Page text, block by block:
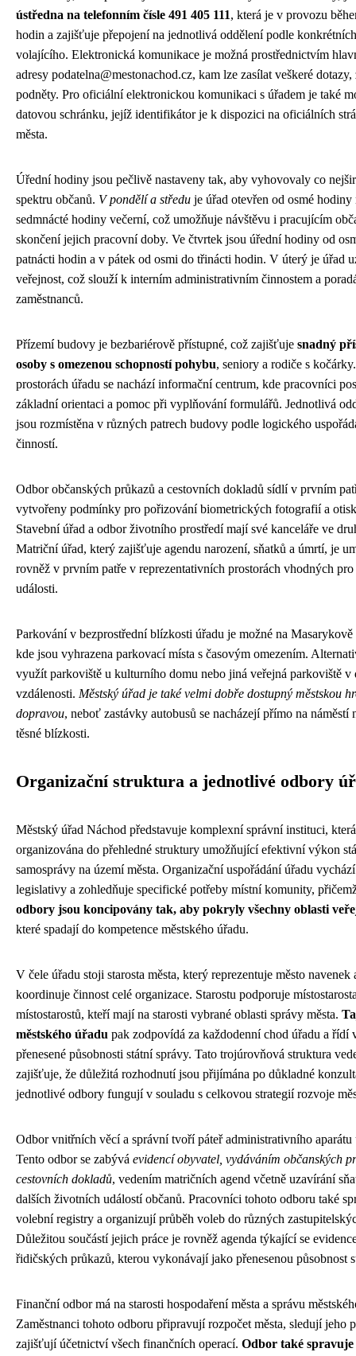
ústředna na telefonním čísle 491 405 111, která je v provozu
hodin a zajišťuje přepojení na jednotlivá oddělení podle
volajícího. Elektronická komunikace je možná prostřednictvím
adresy podatelna@mestonachod.cz, kam lze zasílat veškeré dotazy,
podněty. Pro oficiální elektronickou komunikaci s úřadem je také
datovou schránku, jejíž identifikátor je k dispozici na oficiálních
města.
Úřední hodiny jsou pečlivě nastaveny tak, aby vyhovovaly co
spektru občanů. V pondělí a středu je úřad otevřen od osmé hodiny
sedmnácté hodiny večerní, což umožňuje návštěvu i pracujícím
skončení jejich pracovní doby. Ve čtvrtek jsou úřední hodiny od
patnácti hodin a v pátek od osmi do třinácti hodin. V úterý je úřad
veřejnost, což slouží k interním administrativním činnostem a
zaměstnanců.
Přízemí budovy je bezbariérově přístupné, což zajišťuje snadný
osoby s omezenou schopností pohybu, seniory a rodiče s
prostorách úřadu se nachází informační centrum, kde pracovníci
základní orientaci a pomoc při vyplňování formulářů. Jednotlivá
jsou rozmístěna v různých patrech budovy podle logického
činností.
Odbor občanských průkazů a cestovních dokladů sídlí v prvním
vytvořeny podmínky pro pořizování biometrických fotografií a
Stavební úřad a odbor životního prostředí mají své kanceláře ve
Matriční úřad, který zajišťuje agendu narození, sňatků a úmrtí, je
rovněž v prvním patře v reprezentativních prostorách vhodných
události.
Parkování v bezprostřední blízkosti úřadu je možné na Masarykově
kde jsou vyhrazena parkovací místa s časovým omezením.
využít parkoviště u kulturního domu nebo jiná veřejná parkoviště v
vzdálenosti. Městský úřad je také velmi dobře dostupný městskou
dopravou, neboť zastávky autobusů se nacházejí přímo na náměstí
těsné blízkosti.
Organizační struktura a jednotlivé odbory
Městský úřad Náchod představuje komplexní správní instituci,
organizována do přehledné struktury umožňující efektivní výkon
samosprávy na území města. Organizační uspořádání úřadu
legislativy a zohledňuje specifické potřeby místní komunity,
odbory jsou koncipovány tak, aby pokryly všechny oblasti
které spadají do kompetence městského úřadu.
V čele úřadu stоji starosta města, který reprezentuje město navenek
koordinuje činnost celé organizace. Starostu podporuje
místostarostů, kteří mají na starosti vybrané oblasti správy města.
městského úřadu pak zodpovídá za každodenní chod úřadu a řídí
přenesené působnosti státní správy. Tato trojúrovňová struktura
zajišťuje, že důležitá rozhodnutí jsou přijímána po důkladné
jednotlivé odbory fungují v souladu s celkovou strategií rozvoje
Odbor vnitřních věcí a správní tvoří páteř administrativního aparátu
Tento odbor se zabývá evidencí obyvatel, vydáváním občanských
cestovních dokladů, vedením matričních agend včetně uzavírání
dalších životních událostí občanů. Pracovníci tohoto odboru také
volební registry a organizují průběh voleb do různých
Důležitou součástí jejich práce je rovněž agenda týkající se
řidičských průkazů, kterou vykonávají jako přenesenou působnost
Finanční odbor má na starosti hospodaření města a správu
Zaměstnanci tohoto odboru připravují rozpočet města, sledují jeho
zajišťují účetnictví všech finančních operací. Odbor také